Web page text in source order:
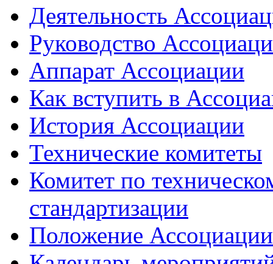
Деятельность
Руководство
Аппарат Ассоциации
Как вступить в
История Ассоциации
Технические комитеты
Комитет по
стандартизации
Положение